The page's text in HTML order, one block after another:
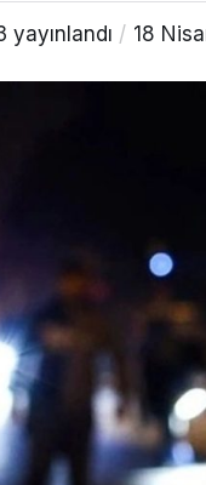
yayınlandı 18